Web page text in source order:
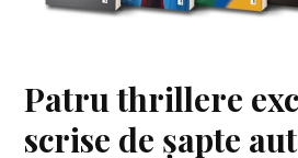
Patru thrillere
scrise de șapte